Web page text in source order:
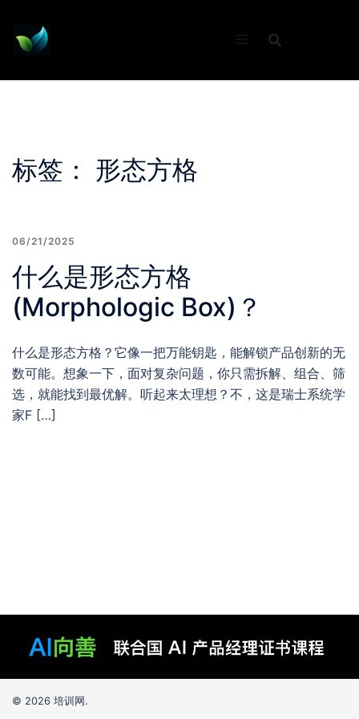
content
标签： 形态方格
06/21/2025
什么是形态方格
(Morphologic Box)？
什么是形态方格？它像一把万能钥匙，能解锁产品创新的无
数可能。想象一下，面对复杂问题，你只需拆解、组合、筛
选，就能找到最优解。听起来太理想？不，这是瑞士系统学
家F […]
© 2026 培训网.